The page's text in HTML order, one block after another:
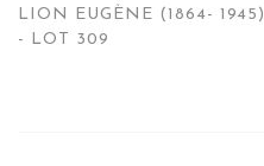
LION EUGÈNE (1864- 1945)
- LOT 309